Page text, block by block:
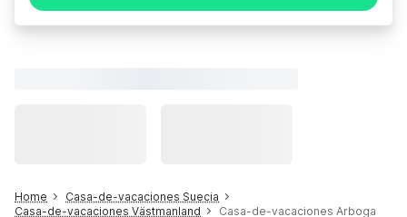
Home
Casa-de-vacaciones Suecia
Casa-de-vacaciones Västmanland
Casa-de-vacaciones Arboga